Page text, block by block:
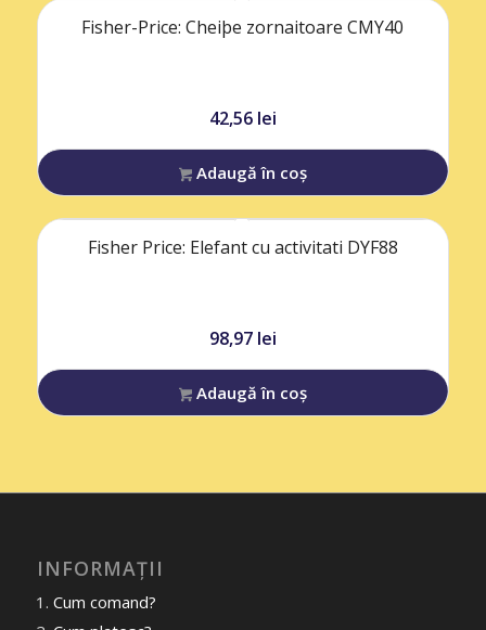
Fisher-Price: Cheiþe zornaitoare CMY40
42,56 lei
Adaugă în coș
Fisher Price: Elefant cu activitati DYF88
98,97 lei
Adaugă în coș
INFORMAȚII
Cum comand?